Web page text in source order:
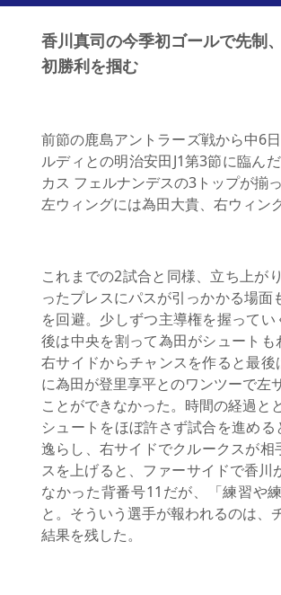
香川真司の今季初ゴールで先制
初勝利を掴む
前節の鹿島アントラーズ戦から中6
ルディとの明治安田J1第3節に臨ん
カス フェルナンデスの3トップが揃
左ウィングには為田大貴、右ウィン
これまでの2試合と同様、立ち上が
ったプレスにパスが引っかかる場
を回避。少しずつ主導権を握って
後は中央を割って為田がシュート
右サイドからチャンスを作ると最
に為田が登里享平とのワンツーで左
ことができなかった。時間の経過と
シュートをほぼ許さず試合を進め
逸らし、右サイドでクルークスが
スを上げると、ファーサイドで香
なかった背番号11だが、「練習や
と。そういう選手が報われるのは、
結果を残した。